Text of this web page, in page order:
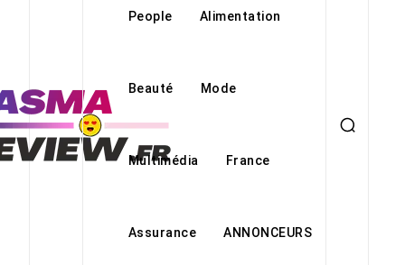
People Alimentation
Beauté Mode
Multimédia France
Assurance ANNONCEURS